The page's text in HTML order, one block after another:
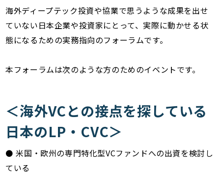
海外ディープテック投資や協業で思うような成果を出せ
ていない日本企業や投資家にとって、実際に動かせる状
態になるための実務指向のフォーラムです。
本フォーラムは次のような方のためのイベントです。
＜海外VCとの接点を探している
日本のLP・CVC＞
⚫ 米国・欧州の専門特化型VCファンドへの出資を検討し
ている